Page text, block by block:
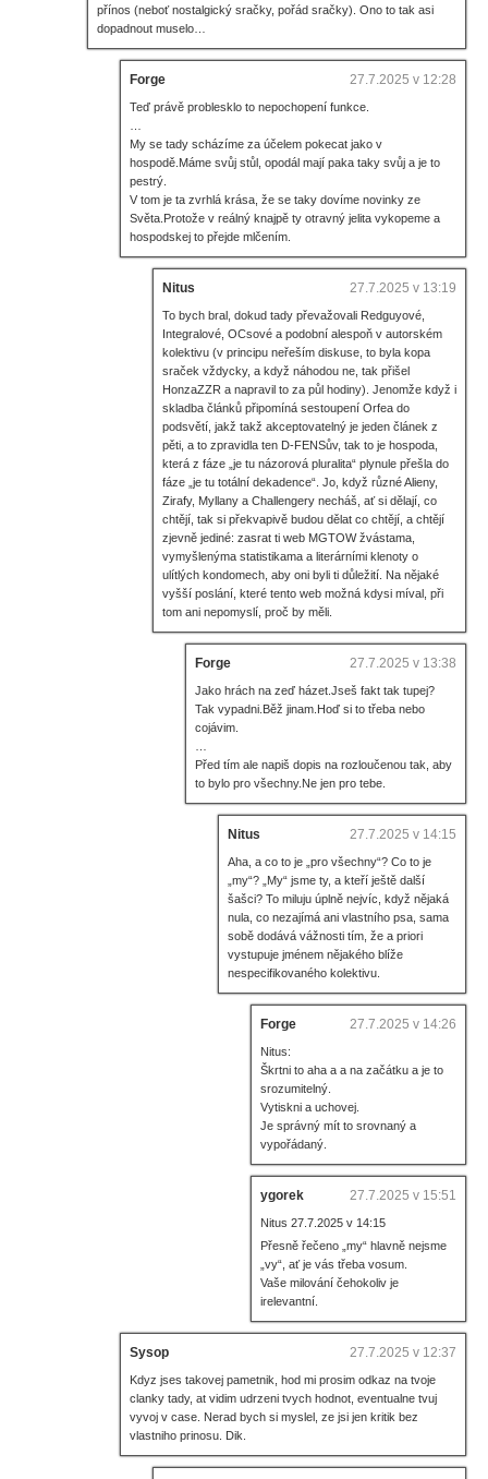
přínos (neboť nostalgický sračky, pořád sračky). Ono to tak asi
dopadnout muselo…
Forge 27.7.2025 v 12:28
Teď právě problesklo to nepochopení funkce.
My se tady scházíme za účelem pokecat jako v
hospodě.Máme svůj stůl, opodál mají paka taky svůj a je to
pestrý.
V tom je ta zvrhlá krása, že se taky dovíme novinky ze
Světa.Protože v reálný knajpě ty otravný jelita vykopeme a
hospodskej to přejde mlčením.
Nitus 27.7.2025 v 13:19
To bych bral, dokud tady převažovali Redguyové,
Integralové, OCsové a podobní alespoň v autorském
kolektivu (v principu neřeším diskuse, to byla kopa
sraček vždycky, a když náhodou ne, tak přišel
HonzaZZR a napravil to za půl hodiny). Jenomže když i
skladba článků připomíná sestoupení Orfea do
podsvětí, jakž takž akceptovatelný je jeden článek z
pěti, a to zpravidla ten D-FENSův, tak to je hospoda,
která z fáze „je tu názorová pluralita“ plynule přešla do
fáze „je tu totální dekadence“. Jo, když různé Alieny,
Zirafy, Myllany a Challengery necháš, ať si dělají, co
chtějí, tak si překvapivě budou dělat co chtějí, a chtějí
zjevně jediné: zasrat ti web MGTOW žvástama,
vymyšlenýma statistikama a literárními klenoty o
ulítlých kondomech, aby oni byli ti důležití. Na nějaké
vyšší poslání, které tento web možná kdysi míval, při
tom ani nepomyslí, proč by měli.
Forge 27.7.2025 v 13:38
Jako hrách na zeď házet.Jseš fakt tak tupej?
Tak vypadni.Běž jinam.Hoď si to třeba nebo
cojávim.
Před tím ale napiš dopis na rozloučenou tak, aby
to bylo pro všechny.Ne jen pro tebe.
Nitus 27.7.2025 v 14:15
Aha, a co to je „pro všechny“? Co to je
„my“? „My“ jsme ty, a kteří ještě další
šašci? To miluju úplně nejvíc, když nějaká
nula, co nezajímá ani vlastního psa, sama
sobě dodává vážnosti tím, že a priori
vystupuje jménem nějakého blíže
nespecifikovaného kolektivu.
Forge 27.7.2025 v 14:26
Nitus:
Škrtni to aha a a na začátku a je to
srozumitelný.
Vytiskni a uchovej.
Je správný mít to srovnaný a
vypořádaný.
ygorek 27.7.2025 v 15:51
Nitus 27.7.2025 v 14:15
Přesně řečeno „my“ hlavně nejsme
„vy“, ať je vás třeba vosum.
Vaše milování čehokoliv je
irelevantní.
Sysop 27.7.2025 v 12:37
Kdyz jses takovej pametnik, hod mi prosim odkaz na tvoje
clanky tady, at vidim udrzeni tvych hodnot, eventualne tvuj
vyvoj v case. Nerad bych si myslel, ze jsi jen kritik bez
vlastniho prinosu. Dik.